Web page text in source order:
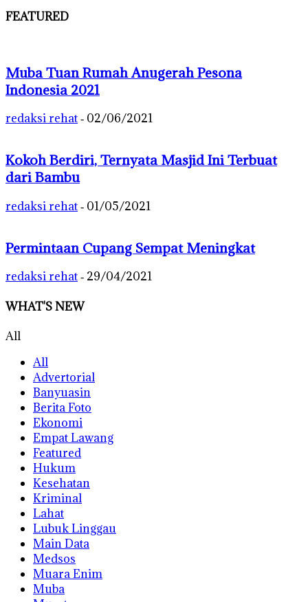
FEATURED
Muba Tuan Rumah Anugerah Pesona
Indonesia 2021
redaksi rehat - 02/06/2021
Kokoh Berdiri, Ternyata Masjid Ini Terbuat
dari Bambu
redaksi rehat - 01/05/2021
Permintaan Cupang Sempat Meningkat
redaksi rehat - 29/04/2021
WHAT'S NEW
All
All
Advertorial
Banyuasin
Berita Foto
Ekonomi
Empat Lawang
Featured
Hukum
Kesehatan
Kriminal
Lahat
Lubuk Linggau
Main Data
Medsos
Muara Enim
Muba